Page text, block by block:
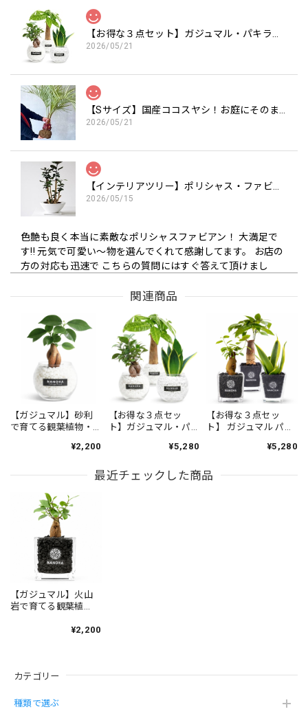
【お得な３点セット】ガジュマル・パキラ・サンスベリア白砂利セット（丸容器）
2026/05/21
【Sサイズ】国産ココスヤシ！お庭にそのまま植えて南国気分を楽しめます 約120cm（苗のみ）
2026/05/21
【インテリアツリー】ポリシャス・ファビアン 7号 財運の木（高級平鉢陶器）
2026/05/15
色艶も良く本当に素敵なポリシャスファビアン！ 大満足で
す!! 元気で可愛い〜物を選んでくれて感謝してます。 お店の
方の対応も迅速で こちらの質問にはすぐ答えて頂けまし
しいくて 素敵なポリシャスファビアンを 我家に迎えられて
圧倒的な存在感でお洒落な観葉植物モンステラ 6号 陶器鉢
2026/05/08
商品も素晴らしくめちゃくちゃ気に入っています 名前もモ
ンちゃんと決まりました スタッフさんの丁寧なお心遣いが
ありがたかったです これからも宜しくお願いします
この度は大変お世話になりありがとうございました 物凄く
素敵で丁寧な対応をして頂きこのお店で購入出来た事を嬉し
く思っています 商品も物凄く気に入ってます一目惚れです
大切に育てていきたいです 是非とも又購入させて頂きたい
関連商品
【ガジュマル】砂利
で育てる観葉植物・
的（白砂利ボール）
¥2,200
【お得な３点セッ
ト】ガジュマル・パ
白砂利セット（丸容
¥5,280
【お得な３点セッ
ト】 ガジュマル パキ
利（四角容器）¥5,280
最近チェックした商品
【ガジュマル】火山
岩で育てる観葉植
衛生的（グラス）¥2,200
カテゴリー
種類で選ぶ